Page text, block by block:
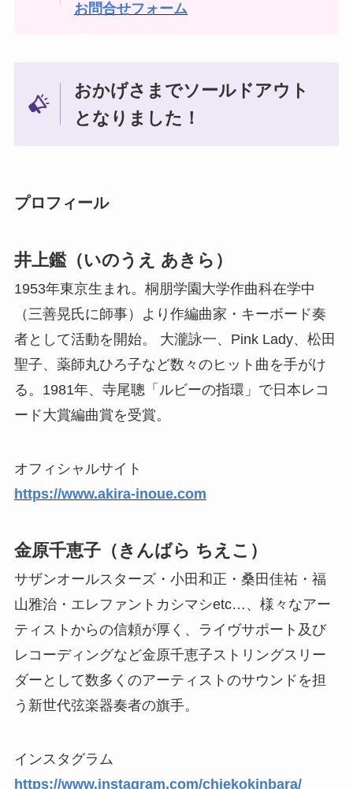
お問合せフォーム
おかげさまでソールドアウト
となりました！
プロフィール
井上鑑（いのうえ あきら）
1953年東京生まれ。桐朋学園大学作曲科在学中
（三善晃氏に師事）より作編曲家・キーボード奏
者として活動を開始。 大瀧詠一、Pink Lady、松田
聖子、薬師丸ひろ子など数々のヒット曲を手がけ
る。1981年、寺尾聰「ルビーの指環」で日本レコ
ード大賞編曲賞を受賞。
オフィシャルサイト
https://www.akira-inoue.com
金原千恵子（きんばら ちえこ）
サザンオールスターズ・小田和正・桑田佳祐・福
山雅治・エレファントカシマシetc…、様々なアー
ティストからの信頼が厚く、ライヴサポート及び
レコーディングなど金原千恵子ストリングスリー
ダーとして数多くのアーティストのサウンドを担
う新世代弦楽器奏者の旗手。
インスタグラム
https://www.instagram.com/chiekokinbara/